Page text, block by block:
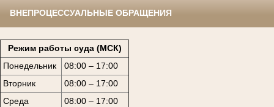
ВНЕПРОЦЕССУАЛЬНЫЕ ОБРАЩЕНИЯ
Режим работы суда (МСК)
Понедельник
08:00 – 17:00
Вторник
08:00 – 17:00
Среда
08:00 – 17:00